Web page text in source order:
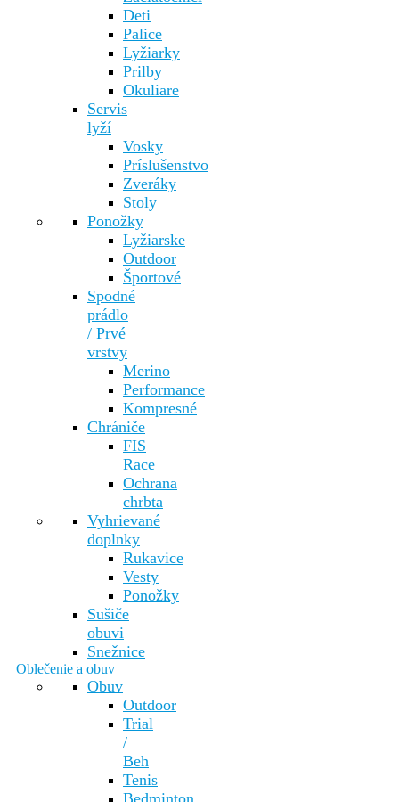
Deti
Palice
Lyžiarky
Prilby
Okuliare
Servis
lyží
Vosky
Príslušenstvo
Zveráky
Stoly
Ponožky
Lyžiarske
Outdoor
Športové
Spodné
prádlo
/ Prvé
vrstvy
Merino
Performance
Kompresné
Chrániče
FIS
Race
Ochrana
chrbta
Vyhrievané
doplnky
Rukavice
Vesty
Ponožky
Sušiče
obuvi
Snežnice
Oblečenie a obuv
Obuv
Outdoor
Trial
/
Beh
Tenis
Bedminton